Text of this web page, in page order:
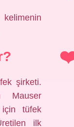
şirketi.
Mauser
için tüfek
ilk